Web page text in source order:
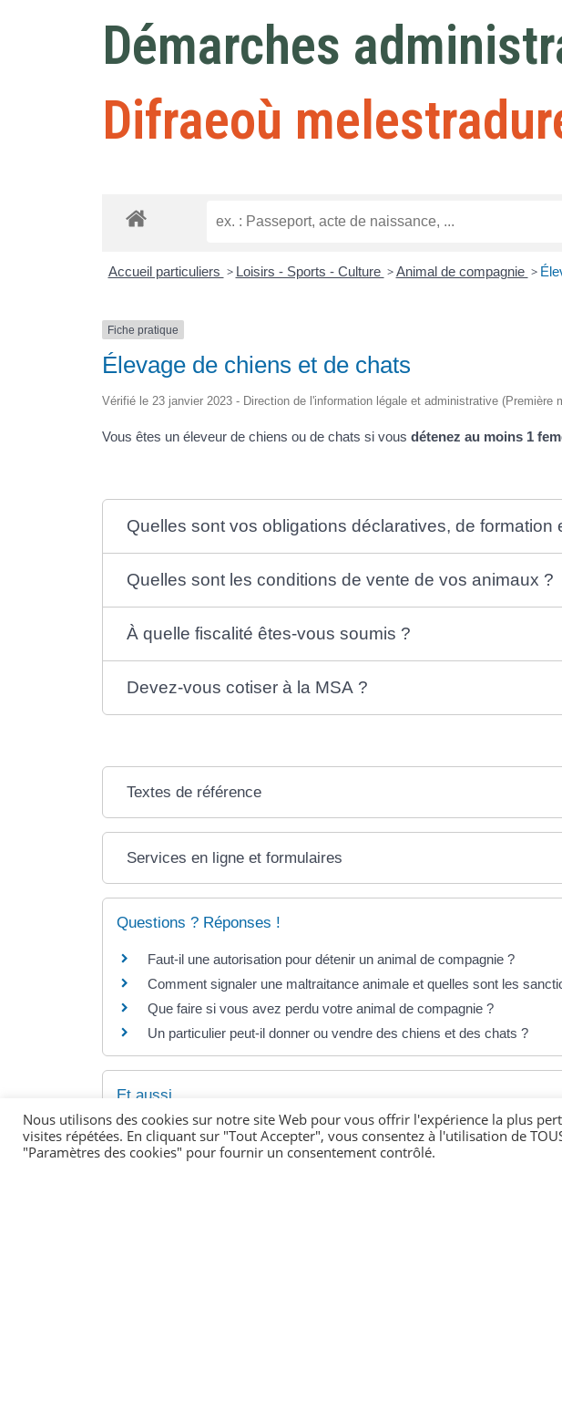
Démarches
Difraeoù
Accueil particuliers > Loisirs - Sports - Culture > Animal de compagnie >
Fiche pratique
Élevage de chiens et de chats
Vérifié le 23 janvier 2023 - Direction de l'information légale et administrative (Première
Vous êtes un éleveur de chiens ou de chats si vous détenez au moins 1
Quelles sont vos obligations déclaratives, de formation
Quelles sont les conditions de vente de vos animaux ?
À quelle fiscalité êtes-vous soumis ?
Devez-vous cotiser à la MSA ?
Textes de référence
Services en ligne et formulaires
Questions ? Réponses !
Faut-il une autorisation pour détenir un animal de compagnie ?
Comment signaler une maltraitance animale et quelles sont les
Que faire si vous avez perdu votre animal de compagnie ?
Un particulier peut-il donner ou vendre des chiens et des chats ?
Et aussi
Avoir un chien ou un chat : quelles sont les règles ?
Loisirs - Sports - Culture
Nous utilisons des cookies sur notre site Web pour vous offrir l'expérience la plus
visites répétées. En cliquant sur "Tout Accepter", vous consentez à l'utilisation de
"Paramètres des cookies" pour fournir un consentement contrôlé.